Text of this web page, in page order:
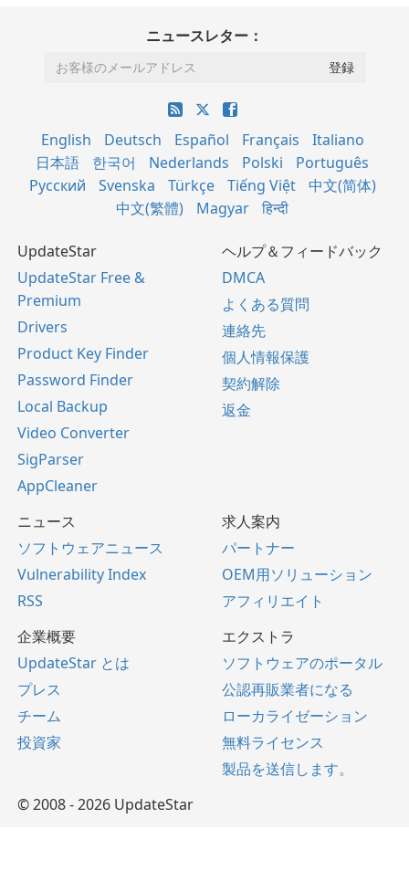
ニュースレター：
English Deutsch Español Français
Italiano
日本語
한국어 Nederlands Polski
Português
Русский
Svenska Türkçe Tiếng Việt
中文(简体)
中文(繁體)
Magyar हिन्दी
UpdateStar
UpdateStar Free &
Premium
Drivers
Product Key Finder
Password Finder
Local Backup
Video Converter
SigParser
AppCleaner
ヘルプ＆フィードバック
DMCA
よくある質問
連絡先
個人情報保護
契約解除
返金
ニュース
ソフトウェアニュース
Vulnerability Index
RSS
求人案内
パートナー
OEM用ソリューション
アフィリエイト
企業概要
UpdateStar とは
プレス
チーム
投資家
エクストラ
ソフトウェアのポータル
公認再販業者になる
ローカライゼーション
無料ライセンス
製品を送信します。
© 2008 - 2026 UpdateStar